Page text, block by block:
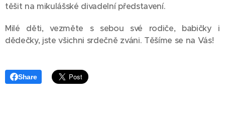
těšit na mikulášské divadelní představení.
Milé děti, vezměte s sebou své rodiče, babičky i
dědečky, jste všichni srdečně zváni. Těšíme se na Vás!
Share